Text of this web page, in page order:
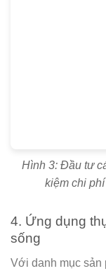
Hình 3: Đầu tư
kiệm chi
4. Ứng dụng
sống
Với danh mục sản